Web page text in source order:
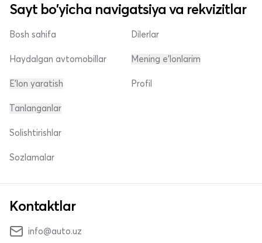
Sayt bo'yicha navigatsiya va rekvizitlar
Bosh sahifa
Haydalgan avtomobillar
E'lon yaratish
Dilerlar
Mening e'lonlarim
Profil
Tanlanganlar
Solishtirishlar
Sozlamalar
Kontaktlar
info@auto.uz